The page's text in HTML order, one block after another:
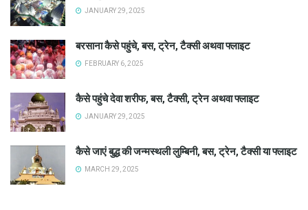
JANUARY 29, 2025
बरसाना कैसे पहुंचे, बस, ट्रेन, टैक्सी अथवा फ्लाइट
FEBRUARY 6, 2025
कैसे पहुंचे देवा शरीफ, बस, टैक्सी, ट्रेन अथवा फ्लाइट
JANUARY 29, 2025
कैसे जाएं बुद्ध की जन्मस्थली लुम्बिनी, बस, ट्रेन, टैक्सी या फ्लाइट
MARCH 29, 2025